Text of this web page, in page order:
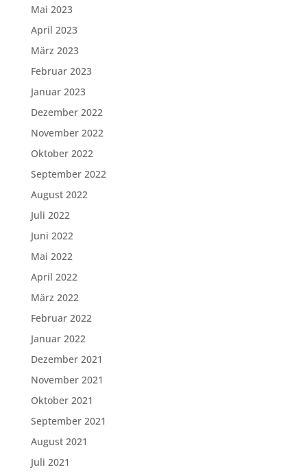
Mai 2023
April 2023
März 2023
Februar 2023
Januar 2023
Dezember 2022
November 2022
Oktober 2022
September 2022
August 2022
Juli 2022
Juni 2022
Mai 2022
April 2022
März 2022
Februar 2022
Januar 2022
Dezember 2021
November 2021
Oktober 2021
September 2021
August 2021
Juli 2021